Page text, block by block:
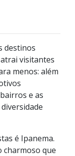
destinos
visitantes
menos: além
e as
é Ipanema.
charmoso que